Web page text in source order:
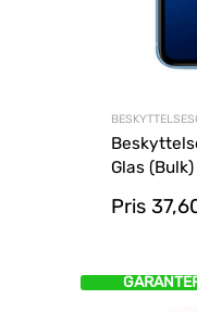
Glas (Bulk)
Pris